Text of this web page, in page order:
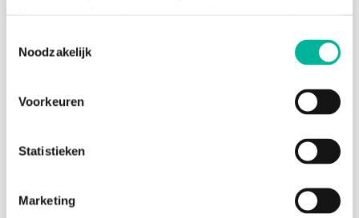
functioneren van de website en kunnen niet worden
geweigerd; hierover bestaat enkel een informatieplicht. U
cookies op elk moment intrekken via de consent
Noodzakelijk
Voorkeuren
Statistieken
Marketing
Register icoon wijzigen
Register archiveren
Attesten beheren
Attest raadplegen